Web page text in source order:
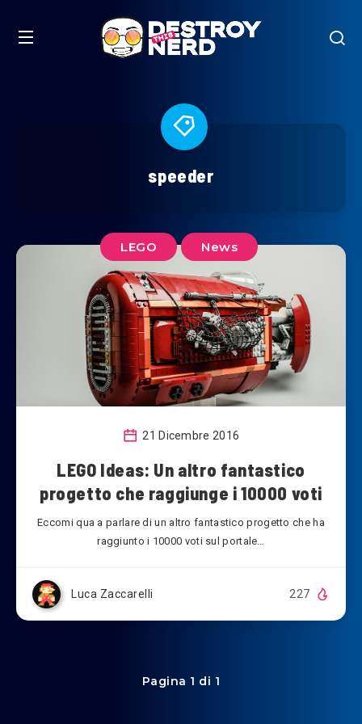
speeder
LEGO News
21 Dicembre 2016
LEGO Ideas: Un altro fantastico
progetto che raggiunge i 10000 voti
Eccomi qua a parlare di un altro fantastico progetto che ha
raggiunto i 10000 voti sul portale…
Luca Zaccarelli 227
Pagina 1 di 1